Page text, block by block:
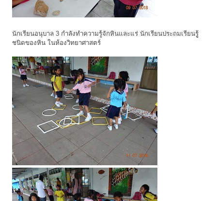
นักเรียนอนุบาล 3 กำลังทำความรู้จักหินและแร่ นักเรียนประถมเรียนรูู้
ชนิดของหิน ในห้องวิทยาศาสตร์